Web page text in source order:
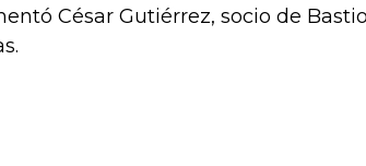
César Gutiérrez, socio de